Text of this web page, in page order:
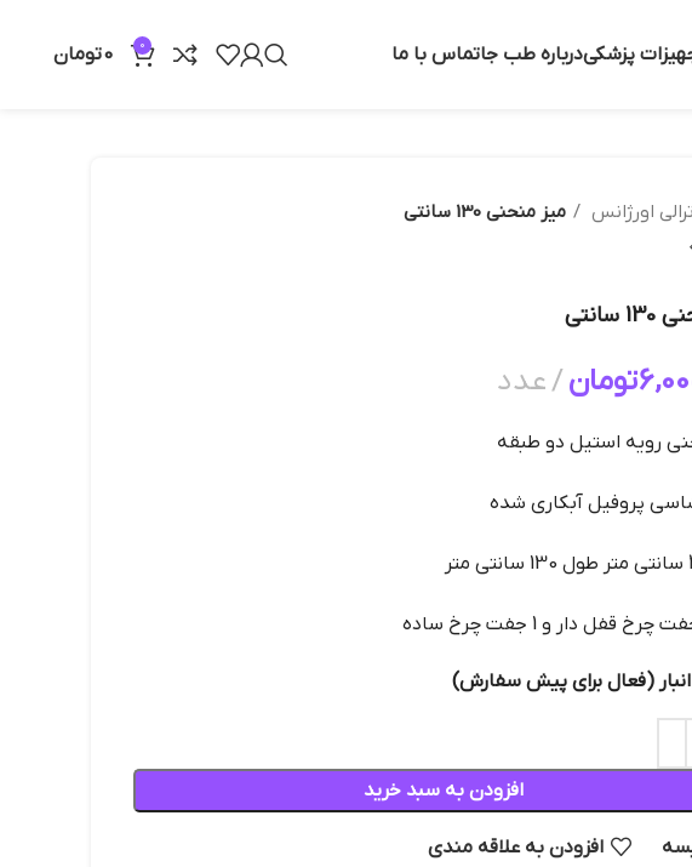
پزشکیدرباره طب جاتماس با ما 0
0تومان
ترالی اورژانس میز منحنی 130 سانتی
تومان عدد
رویه استیل دو طبقه
پروفیل آبکاری شده
افزودن به سبد خرید
افزودن به علاقه مندی